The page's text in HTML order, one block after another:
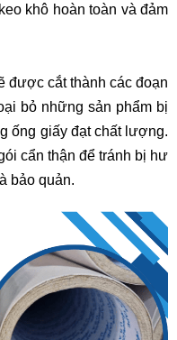
khô hoàn toàn và đảm
được cắt thành các đoạn
bỏ những sản phẩm bị
ống giấy đạt chất lượng.
cẩn thận để tránh bị hư
bảo quản.